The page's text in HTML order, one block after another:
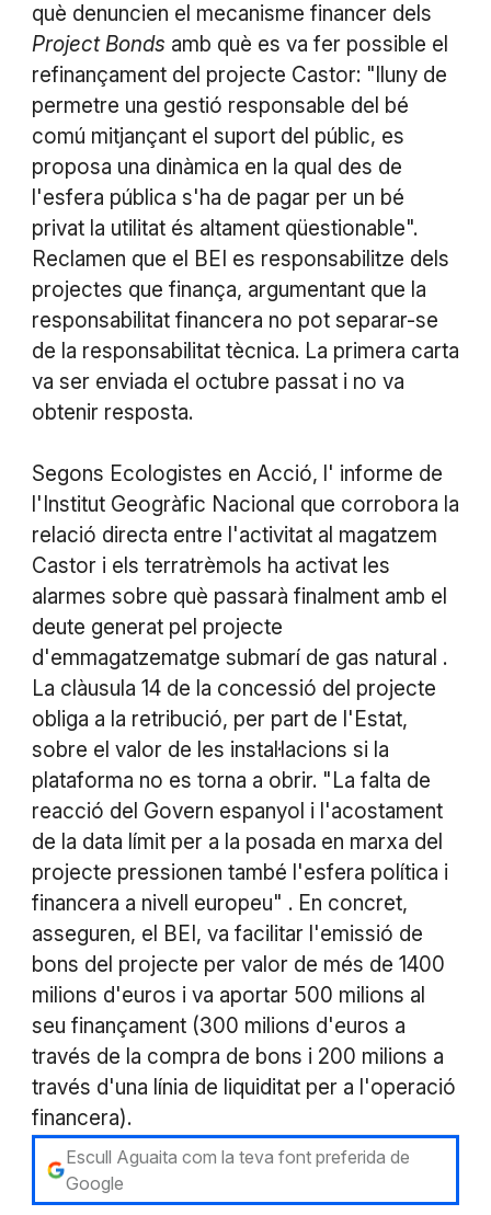
què denuncien el mecanisme financer dels
Project Bonds amb què es va fer possible el
refinançament del projecte Castor: "lluny de
permetre una gestió responsable del bé
comú mitjançant el suport del públic, es
proposa una dinàmica en la qual des de
l'esfera pública s'ha de pagar per un bé
privat la utilitat és altament qüestionable".
Reclamen que el BEI es responsabilitze dels
projectes que finança, argumentant que la
responsabilitat financera no pot separar-se
de la responsabilitat tècnica. La primera carta
va ser enviada el octubre passat i no va
obtenir resposta.
Segons Ecologistes en Acció, l' informe de
l'Institut Geogràfic Nacional que corrobora la
relació directa entre l'activitat al magatzem
Castor i els terratrèmols ha activat les
alarmes sobre què passarà finalment amb el
deute generat pel projecte
d'emmagatzematge submarí de gas natural .
La clàusula 14 de la concessió del projecte
obliga a la retribució, per part de l'Estat,
sobre el valor de les instal·lacions si la
plataforma no es torna a obrir. "La falta de
reacció del Govern espanyol i l'acostament
de la data límit per a la posada en marxa del
projecte pressionen també l'esfera política i
financera a nivell europeu" . En concret,
asseguren, el BEI, va facilitar l'emissió de
bons del projecte per valor de més de 1400
milions d'euros i va aportar 500 milions al
seu finançament (300 milions d'euros a
través de la compra de bons i 200 milions a
través d'una línia de liquiditat per a l'operació
financera).
Escull Aguaita com la teva font preferida de
Google